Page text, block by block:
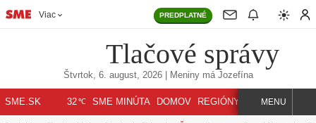
Viac PREDPLATNÉ
Tlačové správy
Štvrtok, 6. august, 2026| Meniny má Jozefína
SME.SK 32℃ SME MINÚTA DOMOV REGIÓNY INDEX SVET
MENU